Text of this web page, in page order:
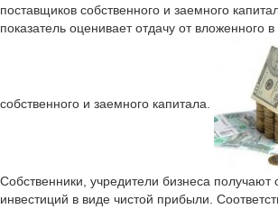
поставщиков собственного и заемного
показатель оценивает отдачу от вложенного
собственного и заемного капитала.
Собственники, учредители бизнеса получают
инвестиций в виде чистой прибыли.